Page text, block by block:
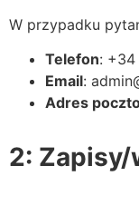
W przypadku
Telefon: +34
Email:
Adres
2: